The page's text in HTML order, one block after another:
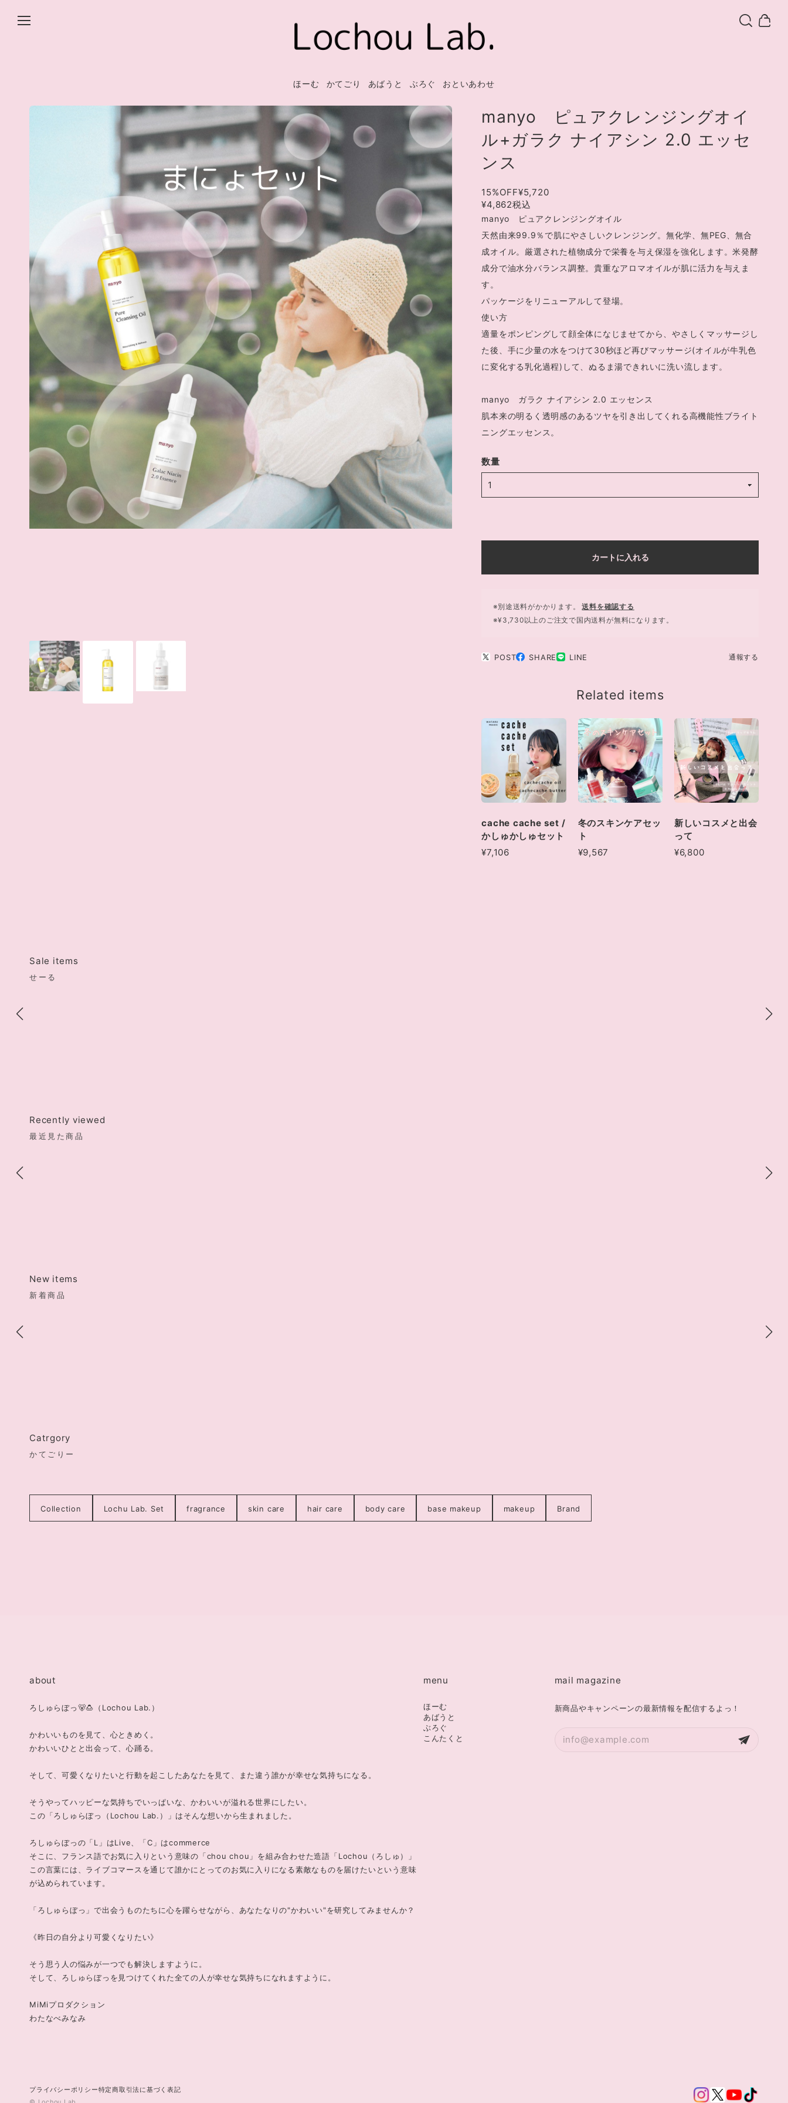
ほーむ かてごり あばうと ぶろぐ おといあわせ
manyo ピュアクレンジングオイ
ル+ガラク ナイアシン 2.0 エッセ
ンス
15%OFF¥5,720
¥4,862税込
manyo ピュアクレンジングオイル
天然由来99.9％で肌にやさしいクレンジング。無化学、無PEG、無合
成オイル。厳選された植物成分で栄養を与え保湿を強化します。米発酵
成分で油水分バランス調整。貴重なアロマオイルが肌に活力を与えま
す。
パッケージをリニューアルして登場。
使い方
適量をポンピングして顔全体になじませてから、やさしくマッサージし
た後、手に少量の水をつけて30秒ほど再びマッサージ(オイルが牛乳色
に変化する乳化過程)して、ぬるま湯できれいに洗い流します。
manyo ガラク ナイアシン 2.0 エッセンス
肌本来の明るく透明感のあるツヤを引き出してくれる高機能性ブライト
ニングエッセンス。
数量
カートに入れる
※別途送料がかかります。
送料を確認する
※¥3,730以上のご注文で国内送料が無料になります。
POST SHARE LINE 通報する
Related items
cache cache set /
かしゅかしゅセット
¥7,106
冬のスキンケアセッ
ト
¥9,567
新しいコスメと出会
って
¥6,800
Sale items
せーる
Recently viewed
最近見た商品
New items
新着商品
Catrgory
かてごりー
Collection Lochu Lab. Set fragrance skin care hair care body care base makeup makeup Brand
about
ろしゅらぼっ🐻🍮（Lochou Lab.）
かわいいものを見て、心ときめく。
かわいいひとと出会って、心踊る。
そして、可愛くなりたいと行動を起こしたあなたを見て、また違う誰かが幸せな気持ちになる。
そうやってハッピーな気持ちでいっぱいな、かわいいが溢れる世界にしたい。
この「ろしゅらぼっ（Lochou Lab.）」はそんな想いから生まれました。
ろしゅらぼっの「L」はLive、「C」はcommerce
そこに、フランス語でお気に入りという意味の「chou chou」を組み合わせた造語「Lochou（ろしゅ）」
この言葉には、ライブコマースを通じて誰かにとってのお気に入りになる素敵なものを届けたいという意味
が込められています。
「ろしゅらぼっ」で出会うものたちに心を躍らせながら、あなたなりの"かわいい"を研究してみませんか？
《昨日の自分より可愛くなりたい》
そう思う人の悩みが一つでも解決しますように。
そして、ろしゅらぼっを見つけてくれた全ての人が幸せな気持ちになれますように。
MiMiプロダクション
menu
ほーむ
あばうと
ぶろぐ
こんたくと
mail magazine
新商品やキャンペーンの最新情報を配信するよっ！
プライバシーポリシー特定商取引法に基づく表記